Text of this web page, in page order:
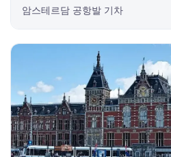
암스테르담 공항발 기차